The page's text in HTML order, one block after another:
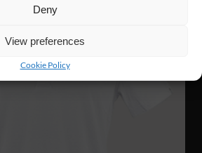
Deny
View preferences
Cookie Policy